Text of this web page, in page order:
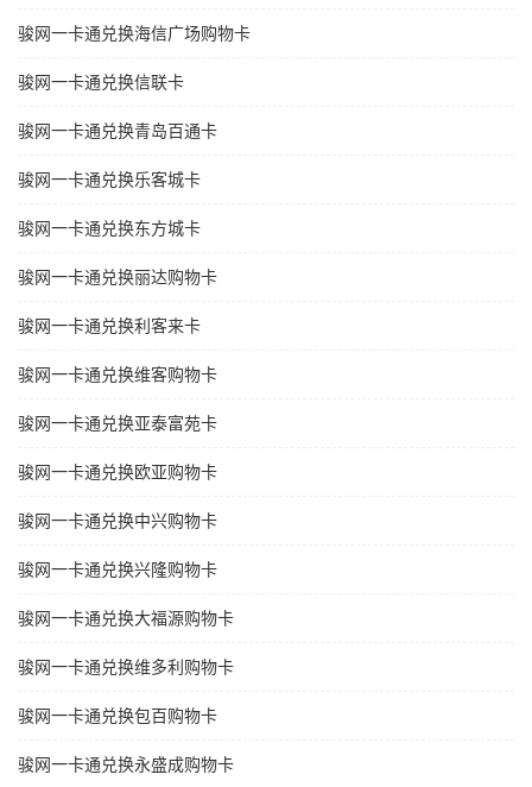
骏网一卡通兑换海信广场购物卡
骏网一卡通兑换信联卡
骏网一卡通兑换青岛百通卡
骏网一卡通兑换乐客城卡
骏网一卡通兑换东方城卡
骏网一卡通兑换丽达购物卡
骏网一卡通兑换利客来卡
骏网一卡通兑换维客购物卡
骏网一卡通兑换亚泰富苑卡
骏网一卡通兑换欧亚购物卡
骏网一卡通兑换中兴购物卡
骏网一卡通兑换兴隆购物卡
骏网一卡通兑换大福源购物卡
骏网一卡通兑换维多利购物卡
骏网一卡通兑换包百购物卡
骏网一卡通兑换永盛成购物卡